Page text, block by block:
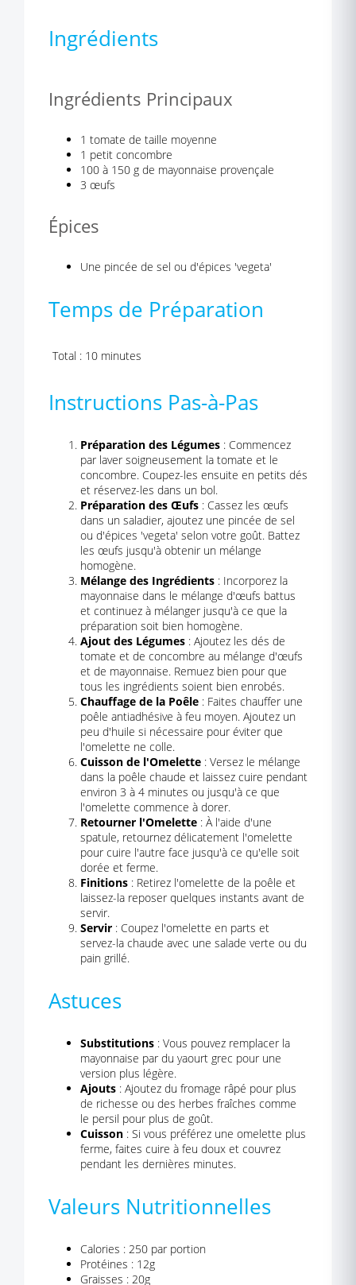
Ingrédients
Ingrédients Principaux
1 tomate de taille moyenne
1 petit concombre
100 à 150 g de mayonnaise provençale
3 œufs
Épices
Une pincée de sel ou d'épices 'vegeta'
Temps de Préparation
Total : 10 minutes
Instructions Pas-à-Pas
Préparation des Légumes : Commencez
par laver soigneusement la tomate et le
concombre. Coupez-les ensuite en petits dés
et réservez-les dans un bol.
Préparation des Œufs : Cassez les œufs
dans un saladier, ajoutez une pincée de sel
ou d'épices 'vegeta' selon votre goût. Battez
les œufs jusqu'à obtenir un mélange
homogène.
Mélange des Ingrédients : Incorporez la
mayonnaise dans le mélange d'œufs battus
et continuez à mélanger jusqu'à ce que la
préparation soit bien homogène.
Ajout des Légumes : Ajoutez les dés de
tomate et de concombre au mélange d'œufs
et de mayonnaise. Remuez bien pour que
tous les ingrédients soient bien enrobés.
Chauffage de la Poêle : Faites chauffer une
poêle antiadhésive à feu moyen. Ajoutez un
peu d'huile si nécessaire pour éviter que
l'omelette ne colle.
Cuisson de l'Omelette : Versez le mélange
dans la poêle chaude et laissez cuire pendant
environ 3 à 4 minutes ou jusqu'à ce que
l'omelette commence à dorer.
Retourner l'Omelette : À l'aide d'une
spatule, retournez délicatement l'omelette
pour cuire l'autre face jusqu'à ce qu'elle soit
dorée et ferme.
Finitions : Retirez l'omelette de la poêle et
laissez-la reposer quelques instants avant de
servir.
Servir : Coupez l'omelette en parts et
servez-la chaude avec une salade verte ou du
pain grillé.
Astuces
Substitutions : Vous pouvez remplacer la
mayonnaise par du yaourt grec pour une
version plus légère.
Ajouts : Ajoutez du fromage râpé pour plus
de richesse ou des herbes fraîches comme
le persil pour plus de goût.
Cuisson : Si vous préférez une omelette plus
ferme, faites cuire à feu doux et couvrez
pendant les dernières minutes.
Valeurs Nutritionnelles
Calories : 250 par portion
Protéines : 12g
Graisses : 20g